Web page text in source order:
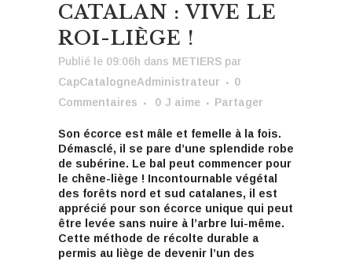
CATALAN : VIVE LE
ROI-LIÈGE !
Publié le 09:06h dans METIERS par
CapCatalogneAdministrateur
0
Commentaires
0 J aime Partager
Son écorce est mâle et femelle à la fois.
Démasclé, il se pare d’une splendide robe
de subérine. Le bal peut commencer pour
le chêne-liège ! Incontournable végétal
des forêts nord et sud catalanes, il est
apprécié pour son écorce unique qui peut
être levée sans nuire à l’arbre lui-même.
Cette méthode de récolte durable a
permis au liège de devenir l’un des